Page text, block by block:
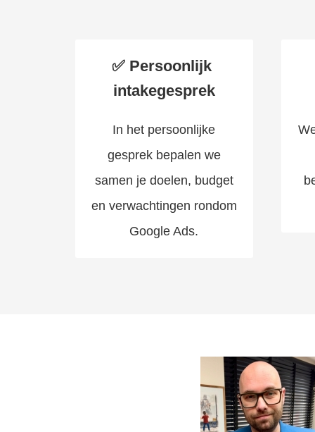
✅ Persoonlijk
intakegesprek
In het persoonlijke
gesprek bepalen we
samen je doelen, budget
en verwachtingen rondom
Google Ads.